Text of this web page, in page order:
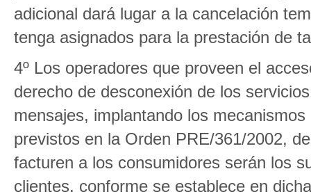
adicional dará lugar a la cancelación
tenga asignados para la prestación de
4º Los operadores que proveen el
derecho de desconexión de los
mensajes, implantando los
previstos en la Orden PRE/361/2002,
facturen a los consumidores serán los
clientes, conforme se establece en